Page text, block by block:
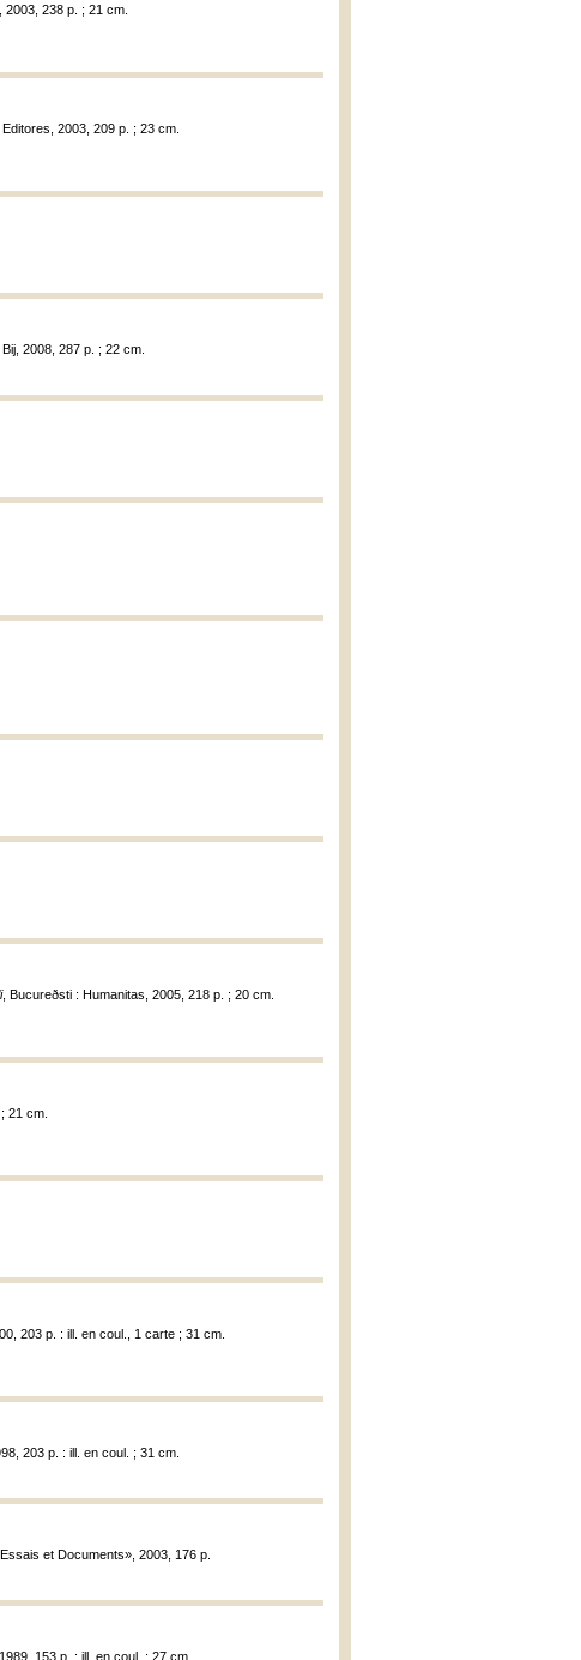
238 p. ; 21 cm.
2003, 209 p. ; 23 cm.
2008, 287 p. ; 22 cm.
, Bucureðsti : Humanitas, 2005, 218 p. ; 20 cm.
21 cm.
203 p. : ill. en coul., 1 carte ; 31 cm.
203 p. : ill. en coul. ; 31 cm.
et Documents», 2003, 176 p.
153 p. : ill. en coul. ; 27 cm.